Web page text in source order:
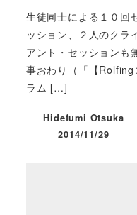
生徒同士による１０回
ッション、２人のクラ
アント・セッションも
事おわり（「【Rolfing
ラム […]
Hidefumi Otsuka
投稿日
2014/11/29